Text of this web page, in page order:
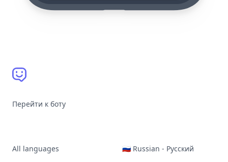
Перейти к боту
All languages 🇷🇺 Russian - Русский